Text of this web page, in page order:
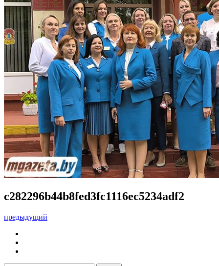
c282296b44b8fed3fc1116ec5234adf2
предыдущий